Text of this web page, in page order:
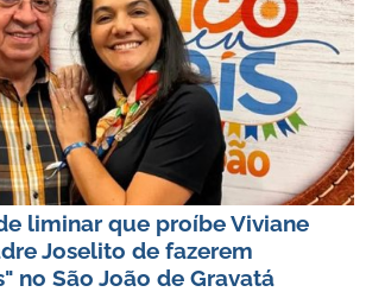
liminar que proíbe Viviane
Joselito de fazerem
no São João de Gravatá